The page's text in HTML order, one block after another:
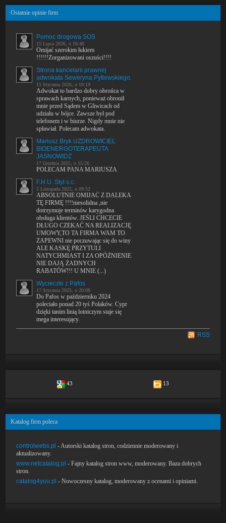
Ostatnie opinie firm
Pomoc drogowa SOS
15 Lipca 2026, o 16:46
Omijać szerokim łukiem
!!!!!!Zorganizowani oszuści!!!!
Strona kancelarii prawnej
adwokata Seweryna Pytlewskiego.
15 Stycznia 2026, o 19:19
Adwokat to bardzo dobry obrońca w
sprawach karnych, ponieważ obronił
mnie przed Sądem w Gliwicach od
udziału w bójce. Zawsze był pod
telefonem i w biurze. Nigdy mnie nie
spławiał. Polecam adwokata.
Mariusz Bryk UZDROWICIEL
BIOENERGOTERAPEUTA
JASNOWIDZ
17 Grudnia 2025, o 15:26
POLECAM PANA MARIUSZA
F.H.U. Styl s.c.
5 Listopada 2025, o 09:52
ABSOLUTNIE OMIJAĆ Z DALEKA
TĘ FIRMĘ !!!!niesolidna ,nie
dotrzymuje terminów karygodna
obsługa klientów. JEŚLI CHCECIE
DŁUGO CZEKAĆ NA REALIZACJĘ
UMOWY,TO TA FIRMA WAM TO
ZAPEWNI nie poczuwając się do winy
ALE KASKĘ PRZYTULI
NATYCHMIAST I ZA OPÓŻNIENIE
NIE DAJĄ ŻADNYCH
RABATÓW!!! U MNIE (...)
Wycieczki z Pafos
17 Stycznia 2025, o 20:08
Do Pafos w październiku 2024
poleciało ponad 20 tyś Polaków. Cypr
dzięki tanim linią lotniczym staje się
mega interesujący.
RSS
43 13
Katalog firm poleca
controlwebs.pl - Autorski katalog stron, codziennie moderowany i
aktualizowany.
www.netcatalog.pl - Fajny katalog stron www, moderowany. Baza dobrych
stron.
catalog4you.pl - Nowoczesny katalog, moderowany z ocenami i opiniami.